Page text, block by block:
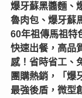
爆牙蘇黑醬麵、
魯肉包、爆牙蘇
60年祖傳馬祖特
快速出餐，高品
感！省時省工、
團購熱銷，「爆
最強後盾，微型